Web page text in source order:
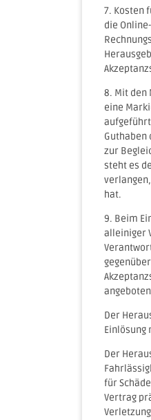
7. Kosten
die
8. Mit den
eine
Guthaben
zur
steht es
hat.
9. Beim
alleiniger
Der
Einlösung
Der
für
Vertrag